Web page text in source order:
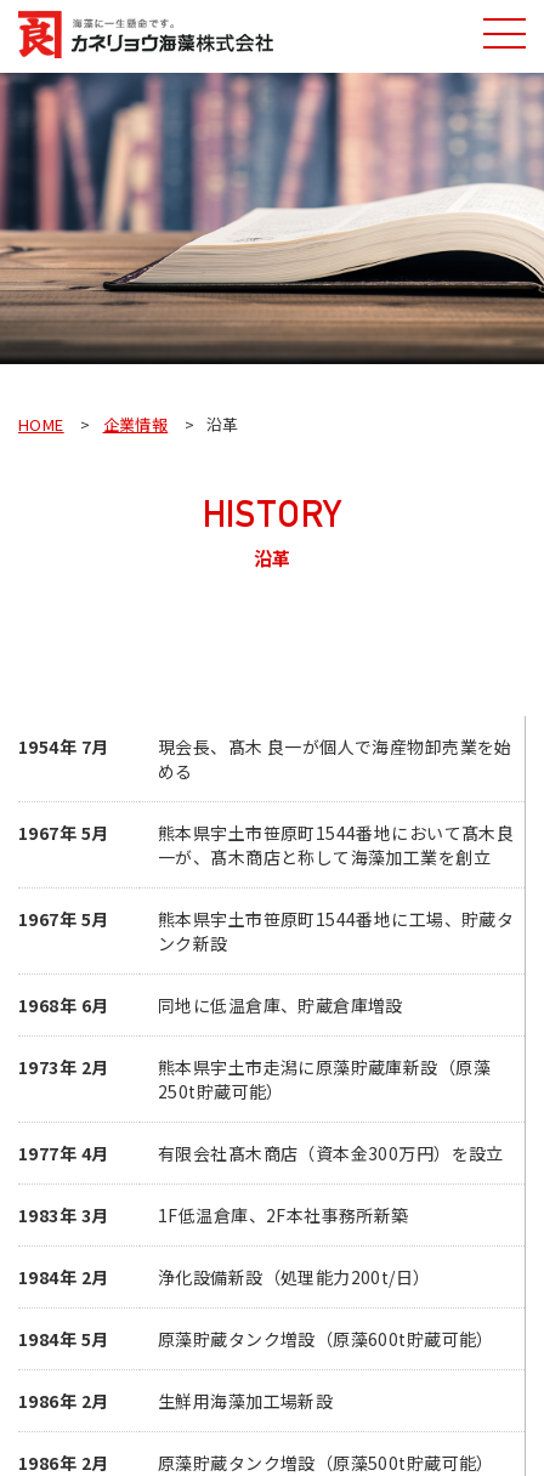
カネリョウ海藻
株式会社
HOME 企業情報 沿革
HISTORY
沿革
1954年 7月
現会長、髙木 良一が個人で海産物卸売業を始
める
1967年 5月
熊本県宇土市笹原町1544番地において髙木良
一が、髙木商店と称して海藻加工業を創立
1967年 5月
熊本県宇土市笹原町1544番地に工場、貯蔵タ
ンク新設
1968年 6月 同地に低温倉庫、貯蔵倉庫増設
1973年 2月
熊本県宇土市走潟に原藻貯蔵庫新設（原藻
250t貯蔵可能）
1977年 4月 有限会社髙木商店（資本金300万円）を設立
1983年 3月 1F低温倉庫、2F本社事務所新築
1984年 2月 浄化設備新設（処理能力200t/日）
1984年 5月 原藻貯蔵タンク増設（原藻600t貯蔵可能）
1986年 2月 生鮮用海藻加工場新設
1986年 2月 原藻貯蔵タンク増設（原藻500t貯蔵可能）